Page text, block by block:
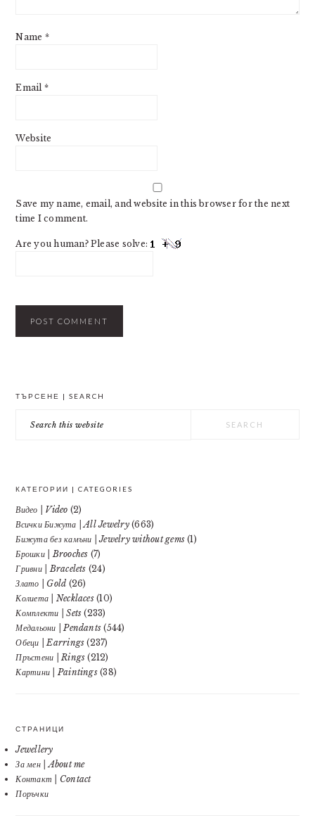
Name *
Email *
Website
Save my name, email, and website in this browser for the next
time I comment.
Are you human? Please solve:
ТЪРСЕНЕ | SEARCH
this
КАТЕГОРИИ | CATEGORIES
Видео | Video (2)
Всички Бижута | All Jewelry(663)
Бижута без камъни | Jewelry without gems (1)
Брошки | Brooches (7)
Гривни | Bracelets (24)
Злато | Gold (26)
Колиета | Necklaces(10)
Комплекти | Sets (233)
Медальони | Pendants (544)
Обеци | Earrings (237)
Пръстени | Rings (212)
Картини | Paintings(38)
СТРАНИЦИ
Jewellery
За мен | About me
Контакт | Contact
Поръчки